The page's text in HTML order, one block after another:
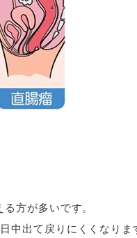
方が多いです。
日中出て戻りにくくなりま